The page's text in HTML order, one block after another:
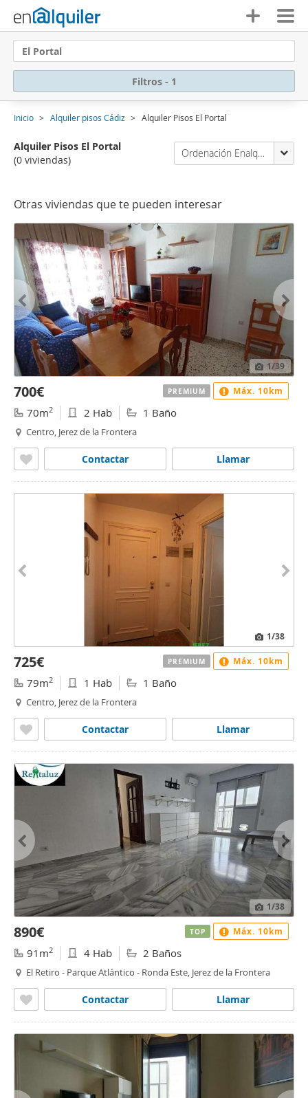
El Portal
Filtros - 1
Inicio Alquiler pisos Cádiz Alquiler Pisos El Portal
Alquiler Pisos El Portal
(0 viviendas)
Ordenación Enalquiler
Otras viviendas que te pueden interesar
1/39
700€
70m2 2 Hab 1 Baño
Centro, Jerez de la Frontera
Llamar
Contactar
PREMIUM Máx. 10km
1/38
725€
79m2 1 Hab 1 Baño
Centro, Jerez de la Frontera
Llamar
Contactar
PREMIUM Máx. 10km
1/38
890€
91m2 4 Hab 2 Baños
El Retiro - Parque Atlántico - Ronda Este, Jerez de la Frontera
Llamar
Contactar
TOP Máx. 10km